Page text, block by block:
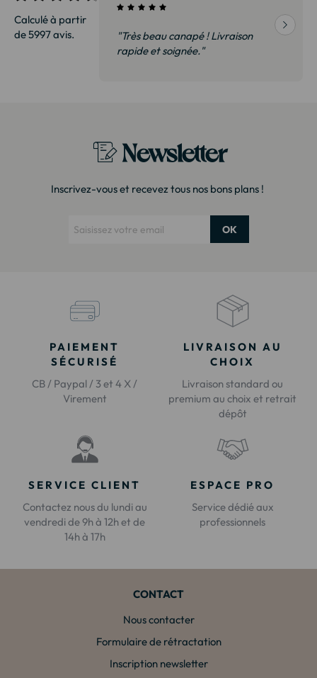
Calculé à partir
de 5997 avis.
"Très beau canapé ! Livraison
rapide et soignée."
Newsletter
Inscrivez-vous et recevez tous nos bons plans !
OK
PAIEMENT
SÉCURISÉ
CB / Paypal / 3 et 4 X /
Virement
LIVRAISON AU
CHOIX
Livraison standard ou
premium au choix et retrait
dépôt
SERVICE CLIENT
Contactez nous du lundi au
vendredi de 9h à 12h et de
14h à 17h
ESPACE PRO
Service dédié aux
professionnels
CONTACT
Nous contacter
Formulaire de rétractation
Inscription newsletter